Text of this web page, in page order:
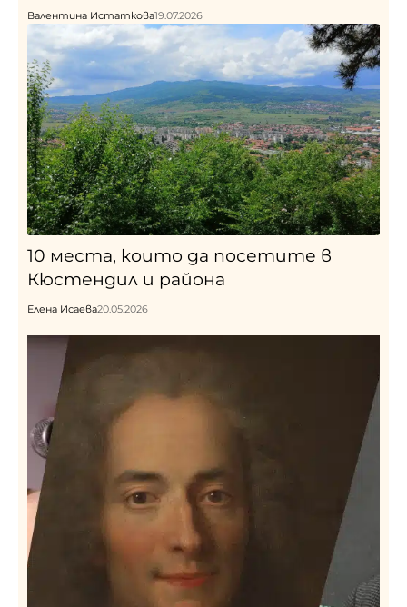
Валентина Истаткова19.07.2026
10 места, които да посетите в
Кюстендил и района
Елена Исаева20.05.2026